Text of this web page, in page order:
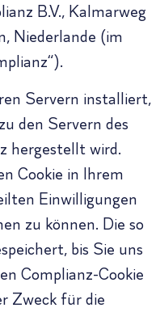
B.V., Kalmarweg
Niederlande (im
Servern installiert,
den Servern des
hergestellt wird.
Cookie in Ihrem
Einwilligungen
zu können. Die so
bis Sie uns
Complianz-Cookie
Zweck für die